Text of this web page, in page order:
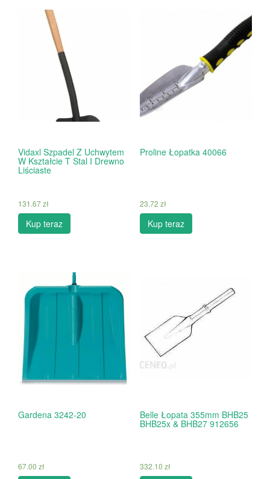
Vidaxl Szpadel Z Uchwytem
W Kształcie T Stal I Drewno
Liściaste
131.67zł
Kup teraz
Proline Łopatka 40066
23.72 zł
Kup teraz
Gardena 3242-20
67.00 zł
Belle Łopata 355mm BHB25
BHB25x & BHB27 912656
332.10 zł